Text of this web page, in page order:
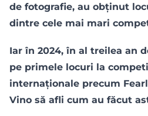
de fotografie, au obținut
dintre cele mai mari
Iar în 2024, în al treilea an
pe primele locuri la
internaționale precum
Vino să afli cum au făcut